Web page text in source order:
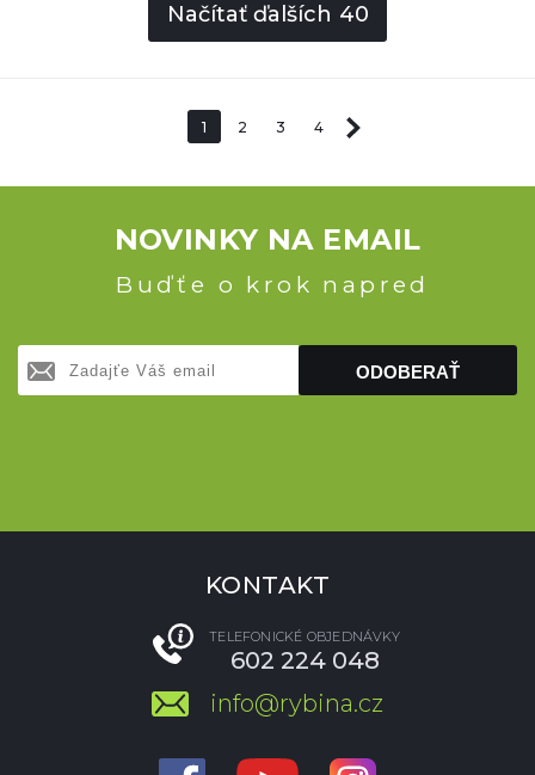
Načítať ďalších 40
1 2 3 4
NOVINKY NA EMAIL
Buďťe o krok napred
ODOBERAŤ
KONTAKT
TELEFONICKÉ OBJEDNÁVKY
602 224 048
info@rybina.cz